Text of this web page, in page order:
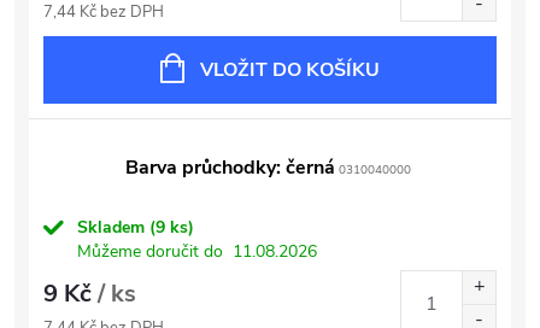
7,44 Kč bez DPH
VLOŽIT DO KOŠÍKU
Barva průchodky: černá 0310040000
Skladem (9 ks)
Můžeme doručit do 11.08.2026
9 Kč/ ks